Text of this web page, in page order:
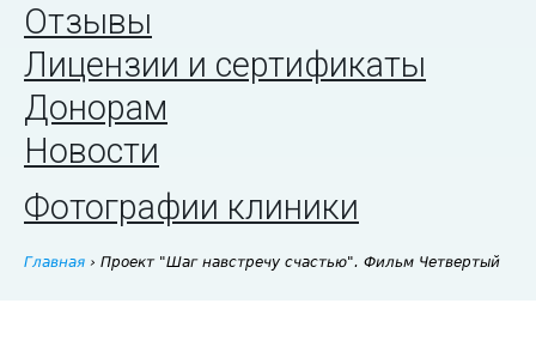
Отзывы
Лицензии и сертификаты
Донорам
Новости
Фотографии клиники
Главная › Проект "Шаг навстречу счастью". Фильм Четвертый